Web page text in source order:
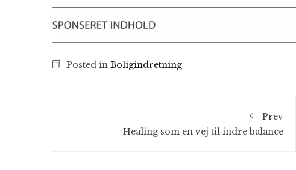
Posted in Boligindretning
Prev
Healing som en vej til indre balance